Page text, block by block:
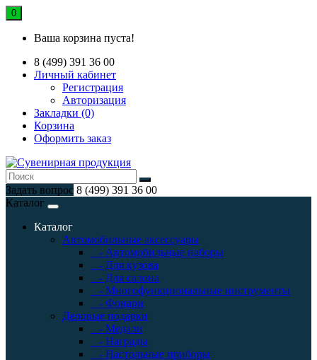
0
Ваша корзина пуста!
8 (499) 391 36 00
Личный кабинет
Регистрация
Авторизация
Закладки (0)
Корзина
Оформить заказ
Задать вопрос 8 (499) 391 36 00
Каталог
Каталог
Автомобильные аксессуары
- Автомобильные наборы
- Для кузова
- Для салона
- Многофункциональные инструменты
- Фонари
Деловые подарки
- Медали
- Награды
- Настольные приборы